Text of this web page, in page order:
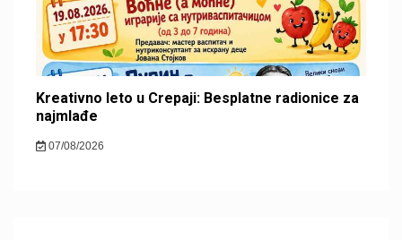
Kreativno leto u Crepaji: Besplatne radionice za
najmlađe
07/08/2026